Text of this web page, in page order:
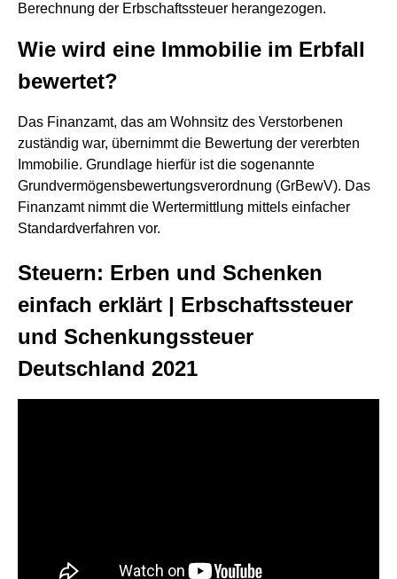
Berechnung der Erbschaftssteuer herangezogen.
Wie wird eine Immobilie im Erbfall
bewertet?
Das Finanzamt, das am Wohnsitz des Verstorbenen
zuständig war, übernimmt die Bewertung der vererbten
Immobilie. Grundlage hierfür ist die sogenannte
Grundvermögensbewertungsverordnung (GrBewV). Das
Finanzamt nimmt die Wertermittlung mittels einfacher
Standardverfahren vor.
Steuern: Erben und Schenken
einfach erklärt | Erbschaftssteuer
und Schenkungssteuer
Deutschland 2021